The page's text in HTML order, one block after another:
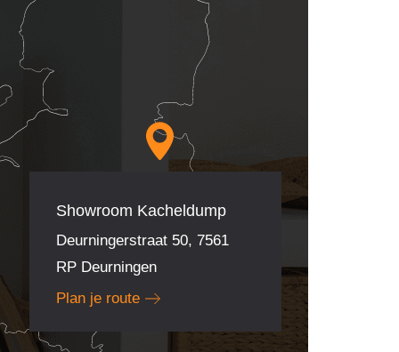
Showroom Kacheldump
Deurningerstraat 50, 7561
RP Deurningen
Plan je route